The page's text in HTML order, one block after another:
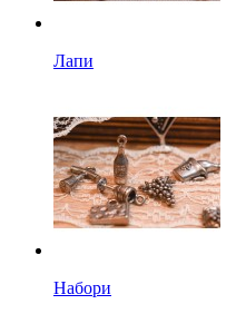
Лапи
Набори